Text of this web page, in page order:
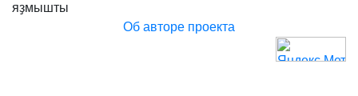
яҙмышты
Об авторе проекта